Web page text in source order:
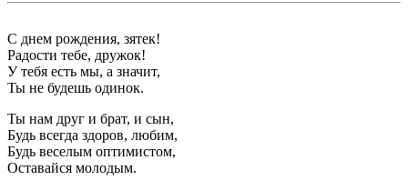
С днем рождения, зятек!
Радости тебе, дружок!
У тебя есть мы, а значит,
Ты не будешь одинок.
Ты нам друг и брат, и сын,
Будь всегда здоров, любим,
Будь веселым оптимистом,
Оставайся молодым.